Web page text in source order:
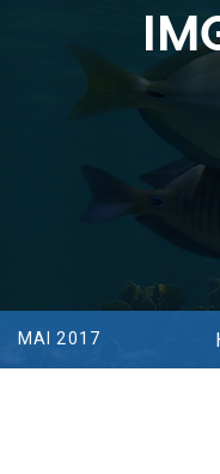
MAI 2017